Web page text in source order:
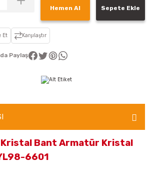
Hemen Al Sepete Ekle
Et Karşılaştır
Paylaş
Kristal Bant Armatür Kristal
6601